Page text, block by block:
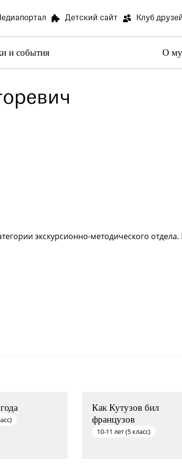
Детский сайт Клуб
и события О
экскурсионно-методического
Как Кутузов бил
французов
10-11 лет (5 класс)